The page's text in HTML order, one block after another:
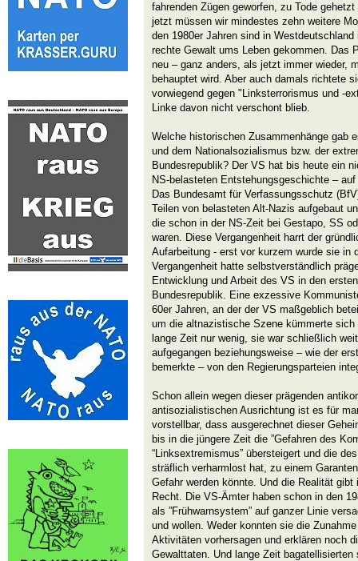
fahrenden Zügen geworfen, zu Tode
jetzt müssen wir mindestes zehn weitere
den 1980er Jahren sind in
rechte Gewalt ums Leben gekommen. Das
neu – ganz anders, als jetzt immer wieder,
behauptet wird. Aber auch damals richtete
vorwiegend gegen "Linksterrorismus und -
Linke davon nicht verschont blieb.
Welche historischen Zusammenhänge gab
und dem Nationalsozialismus bzw. der
Bundesrepublik? Der VS hat bis heute ein
NS-belasteten Entstehungsgeschichte –
Das Bundesamt für Verfassungsschutz
Teilen von belasteten Alt-Nazis aufgebaut
die schon in der NS-Zeit bei Gestapo, SS
waren. Diese Vergangenheit harrt der
Aufarbeitung - erst vor kurzem wurde sie in
Vergangenheit hatte selbstverständlich
Entwicklung und Arbeit des VS in den
Bundesrepublik. Eine exzessive
60er Jahren, an der der VS maßgeblich
um die altnazistische Szene kümmerte
lange Zeit nur wenig, sie war schließlich
aufgegangen beziehungsweise – wie der
bemerkte – von den Regierungsparteien
Schon allein wegen dieser prägenden
antisozialistischen Ausrichtung ist es für
vorstellbar, dass ausgerechnet dieser
bis in die jüngere Zeit die ”Gefahren des
“Linksextremismus” übersteigert und die
sträflich verharmlost hat, zu einem
Gefahr werden könnte. Und die Realität
Recht. Die VS-Ämter haben schon in den
als ”Frühwarnsystem” auf ganzer Linie
und wollen. Weder konnten sie die
Aktivitäten vorhersagen und erklären noch
Gewalttaten. Und lange Zeit